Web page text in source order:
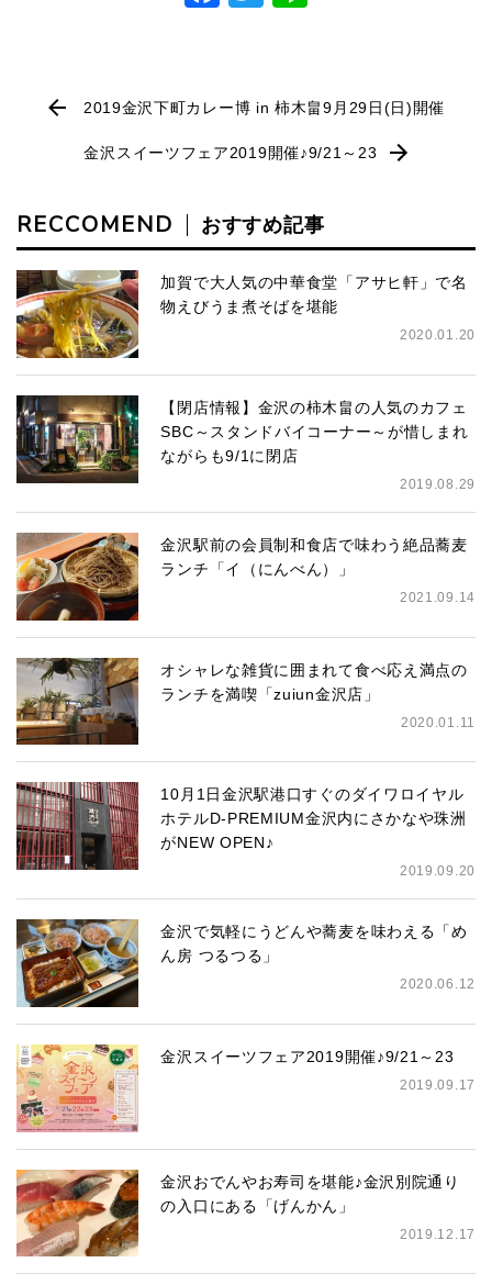
2019金沢下町カレー博 in 柿木畠9月29日(日)開催
金沢スイーツフェア2019開催♪9/21～23
RECCOMEND おすすめ記事
加賀で大人気の中華食堂「アサヒ軒」で名
物えびうま煮そばを堪能
2020.01.20
【閉店情報】金沢の柿木畠の人気のカフェ
SBC～スタンドバイコーナー～が惜しまれ
ながらも9/1に閉店
2019.08.29
金沢駅前の会員制和食店で味わう絶品蕎麦
ランチ「イ（にんべん）」
2021.09.14
オシャレな雑貨に囲まれて食べ応え満点の
ランチを満喫「zuiun金沢店」
2020.01.11
10月1日金沢駅港口すぐのダイワロイヤル
ホテルD-PREMIUM金沢内にさかなや珠洲
がNEW OPEN♪
2019.09.20
金沢で気軽にうどんや蕎麦を味わえる「め
ん房 つるつる」
2020.06.12
金沢スイーツフェア2019開催♪9/21～23
2019.09.17
金沢おでんやお寿司を堪能♪金沢別院通り
の入口にある「げんかん」
2019.12.17